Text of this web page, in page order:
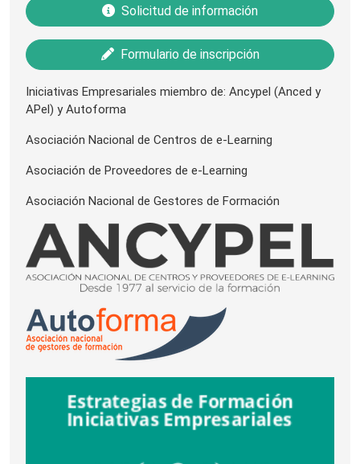
Solicitud de información
Formulario de inscripción
Iniciativas Empresariales miembro de: Ancypel (Anced y
APel) y Autoforma
Asociación Nacional de Centros de e-Learning
Asociación de Proveedores de e-Learning
Asociación Nacional de Gestores de Formación